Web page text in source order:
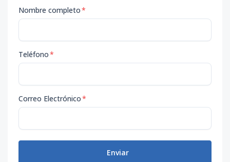
Nombre completo*
Teléfono*
Correo Electrónico*
Enviar